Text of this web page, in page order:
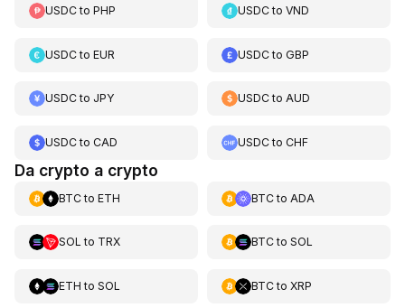
USDCto PHP USDCtoVND
USDCto EUR USDCtoGBP
USDCto JPY USDCtoAUD
USDCto CAD USDCtoCHF
Da crypto a crypto
BTCto ETH BTCto ADA
SOL to TRX BTCto SOL
ETH to SOL BTCto XRP